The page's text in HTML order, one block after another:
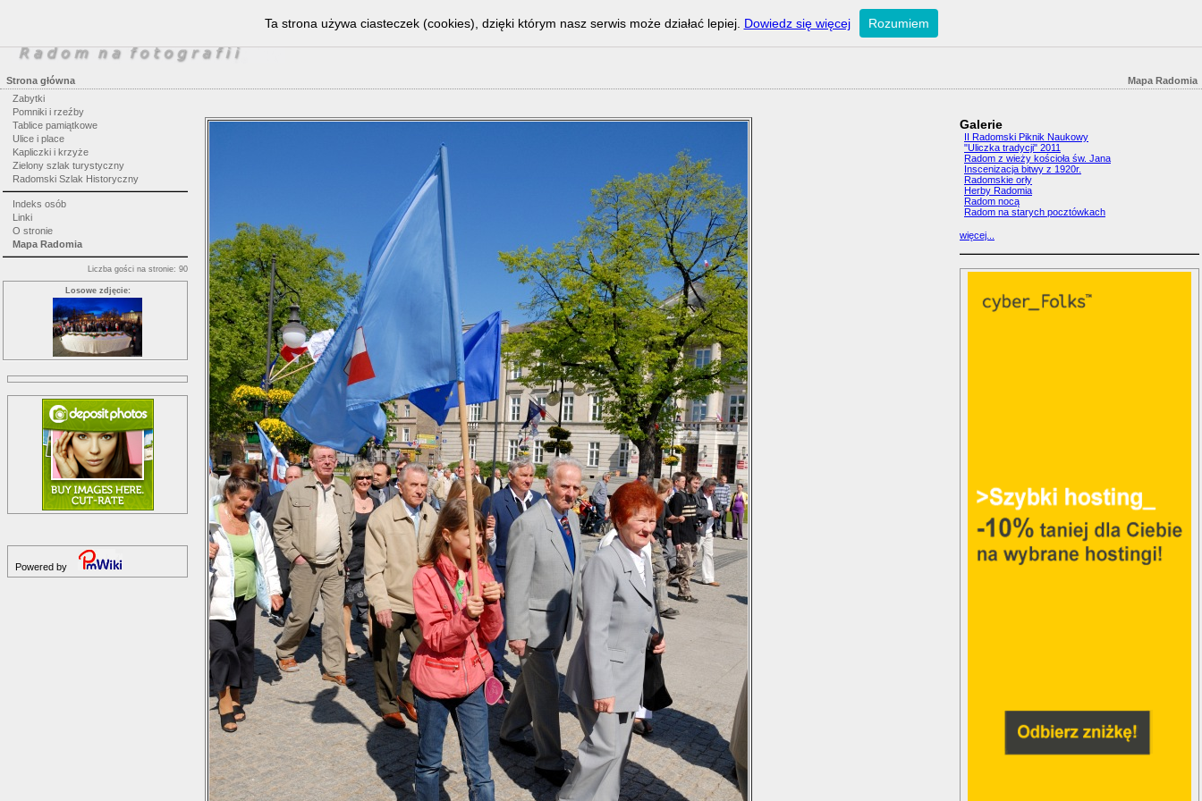
Mapa Radomia
Strona główna
Zabytki
Pomniki i rzeźby
Tablice pamiątkowe
Ulice i place
Kapliczki i krzyże
Zielony szlak turystyczny
Radomski Szlak Historyczny
Indeks osób
Linki
O stronie
Mapa Radomia
Liczba gości na stronie: 90
Losowe zdjęcie:
Powered by
Galerie
II Radomski Piknik Naukowy
"Uliczka tradycji" 2011
Radom z wieży kościoła św. Jana
Inscenizacja bitwy z 1920r.
Radomskie orły
Herby Radomia
Radom nocą
Radom na starych pocztówkach
więcej...
Ta strona używa ciasteczek (cookies), dzięki którym nasz serwis może działać lepiej. Dowiedz się więcej Rozumiem